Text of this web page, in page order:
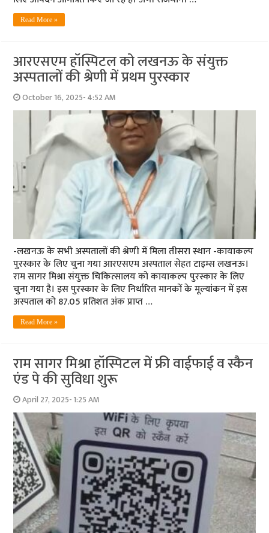
Read More »
आरएसएम हॉस्पिटल को लखनऊ के संयुक्त
अस्पतालों की श्रेणी में प्रथम पुरस्कार
October 16, 2025- 4:52 AM
-लखनऊ के सभी अस्पतालों की श्रेणी में मिला तीसरा स्थान -कायाकल्प
पुरस्कार के लिए चुना गया आरएसएम अस्पताल सेहत टाइम्स लखनऊ।
राम सागर मिश्रा संयुक्त चिकित्सालय को कायाकल्प पुरस्कार के लिए
चुना गया है। इस पुरस्कार के लिए निर्धारित मानकों के मूल्यांकन में इस
अस्पताल को 87.05 प्रतिशत अंक प्राप्त …
Read More »
राम सागर मिश्रा हॉस्पिटल में फ्री वाईफाई व स्कैन
एंड पे की सुविधा शुरू
April 27, 2025- 1:25 AM